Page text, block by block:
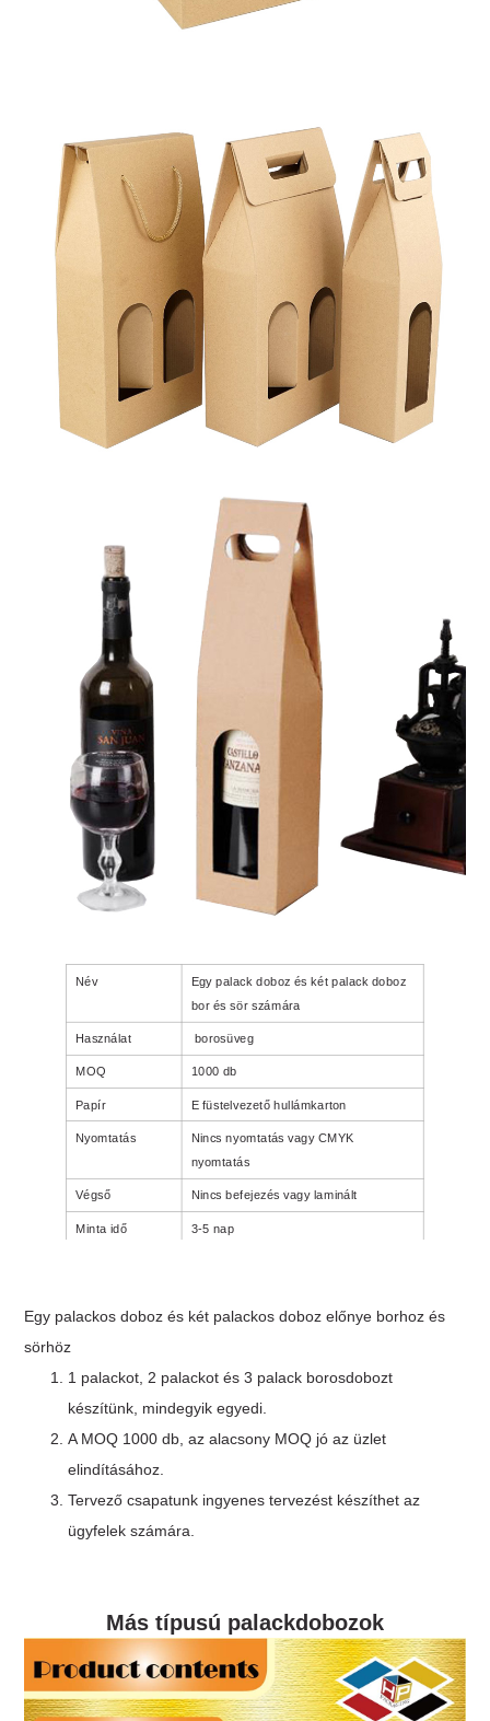
Név
Egy palack doboz és két palack doboz
bor és sör számára
Használat borosüveg
MOQ 1000 db
Papír E füstelvezető hullámkarton
Nyomtatás Nincs nyomtatás vagy CMYK
nyomtatás
Végső Nincs befejezés vagy laminált
Minta idő 3-5 nap
Egy palackos doboz és két palackos doboz előnye borhoz és
sörhöz
1 palackot, 2 palackot és 3 palack borosdobozt
készítünk, mindegyik egyedi.
A MOQ 1000 db, az alacsony MOQ jó az üzlet
elindításához.
Tervező csapatunk ingyenes tervezést készíthet az
ügyfelek számára.
Más típusú palackdobozok